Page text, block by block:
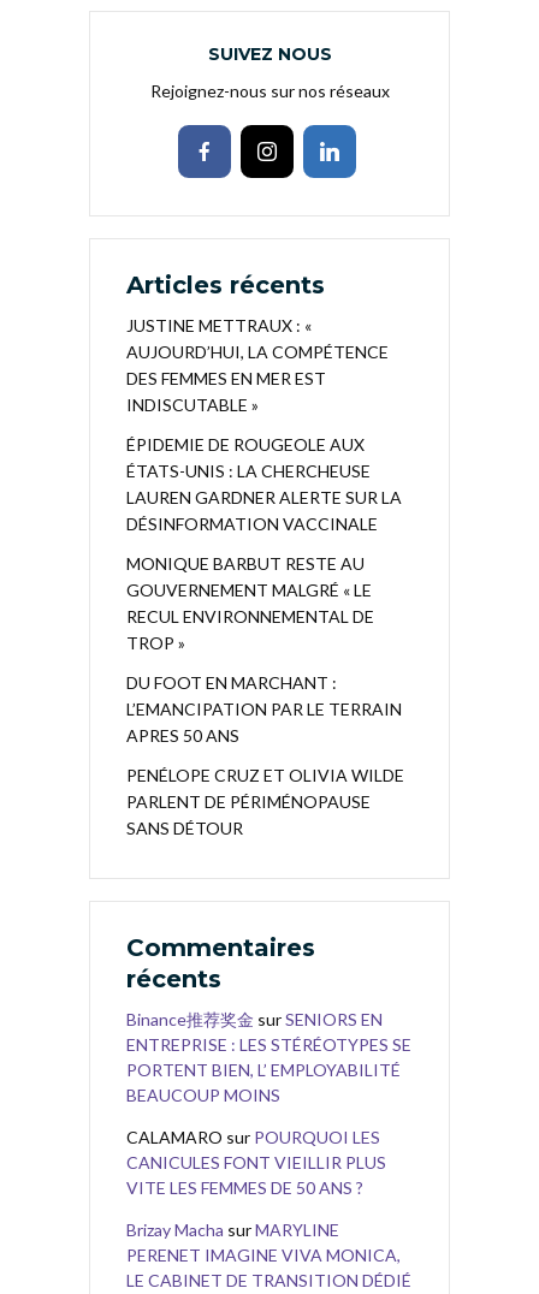
SUIVEZ NOUS
Rejoignez-nous sur nos réseaux
Articles récents
JUSTINE METTRAUX : «
AUJOURD’HUI, LA COMPÉTENCE
DES FEMMES EN MER EST
INDISCUTABLE »
ÉPIDEMIE DE ROUGEOLE AUX
ÉTATS-UNIS : LA CHERCHEUSE
LAUREN GARDNER ALERTE SUR LA
DÉSINFORMATION VACCINALE
MONIQUE BARBUT RESTE AU
GOUVERNEMENT MALGRÉ « LE
RECUL ENVIRONNEMENTAL DE
TROP »
DU FOOT EN MARCHANT :
L’EMANCIPATION PAR LE TERRAIN
APRES 50 ANS
PENÉLOPE CRUZ ET OLIVIA WILDE
PARLENT DE PÉRIMÉNOPAUSE
SANS DÉTOUR
Commentaires
récents
Binance推荐奖金 surSENIORS EN
ENTREPRISE : LES STÉRÉOTYPES SE
PORTENT BIEN, L’ EMPLOYABILITÉ
BEAUCOUP MOINS
CALAMARO sur POURQUOI LES
CANICULES FONT VIEILLIR PLUS
VITE LES FEMMES DE 50 ANS ?
Brizay Macha surMARYLINE
PERENET IMAGINE VIVA MONICA,
LE CABINET DE TRANSITION DÉDIÉ